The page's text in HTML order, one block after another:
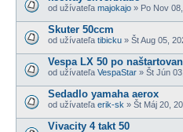
od užívateľa majokajo » Po Nov
Skuter 50ccm
od užívateľa tibicku » Št Aug 05,
Vespa LX 50 po
od užívateľa VespaStar » Št Jún
Sedadlo yamaha aerox
od užívateľa erik-sk » Št Máj 20,
Vivacity 4 takt 50